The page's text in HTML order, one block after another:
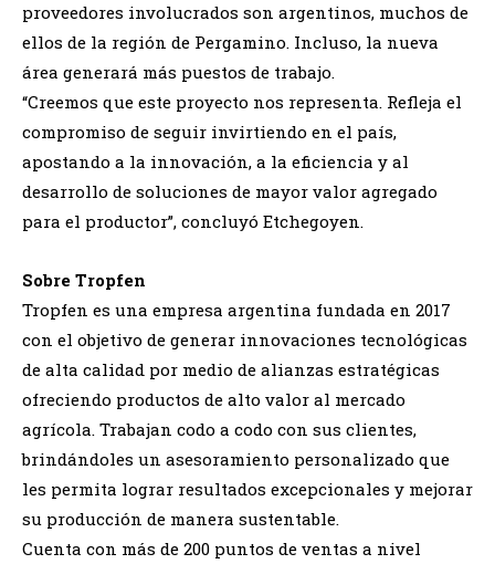
proveedores involucrados son argentinos, muchos de
ellos de la región de Pergamino. Incluso, la nueva
área generará más puestos de trabajo.
“Creemos que este proyecto nos representa. Refleja el
compromiso de seguir invirtiendo en el país,
apostando a la innovación, a la eficiencia y al
desarrollo de soluciones de mayor valor agregado
para el productor”, concluyó Etchegoyen.
Sobre Tropfen
Tropfen es una empresa argentina fundada en 2017
con el objetivo de generar innovaciones tecnológicas
de alta calidad por medio de alianzas estratégicas
ofreciendo productos de alto valor al mercado
agrícola. Trabajan codo a codo con sus clientes,
brindándoles un asesoramiento personalizado que
les permita lograr resultados excepcionales y mejorar
su producción de manera sustentable.
Cuenta con más de 200 puntos de ventas a nivel